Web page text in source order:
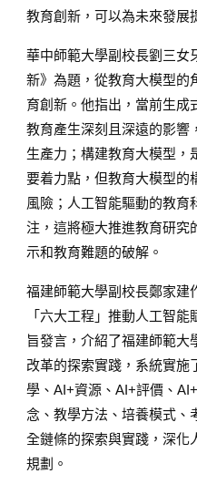
教育創新，可以為未來發展
華中師範大學副校長劉三女
新》為題，從教育大模型的
育創新。他指出，當前生成
教育產生深刻且深遠的影響
生產力；構建教育大模型，
要着力點，但教育大模型的
風險；人工智能驅動的教育
注，這將極大推進教育研究
示和教育難題的破解。
福建師範大學副校長鄭家建
「六大工程」推動人工智
旨發言，介紹了福建師範大
改革的探索實踐，系統實施
學、AI+資源、AI+評價、
念、教學方法、培養模式、
全鏈條的探索與實踐，深化
規劃。